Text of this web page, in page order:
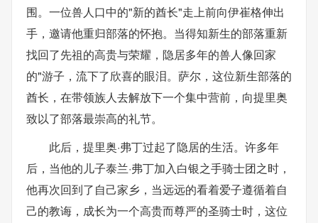
围。一位兽人口中的"新的酋长"走上前向伊崔格伸出
手，邀请他重归部落的怀抱。当得知新生的部落重新
找回了先祖的高贵与荣耀，隐居多年的兽人像回家
的"游子，流下了欣喜的眼泪。萨尔，这位新生部落的
酋长，在带领族人去解放下一个集中营前，向提里奥
致以了部落最崇高的礼节。
此后，提里奥·弗丁过起了隐居的生活。许多年
后，当他的儿子泰兰·弗丁加入白银之手骑士团之时，
他再次回到了自己家乡，当远远的看着爱子遵循着自
己的教诲，成长为一个高贵而尊严的圣骑士时，这位